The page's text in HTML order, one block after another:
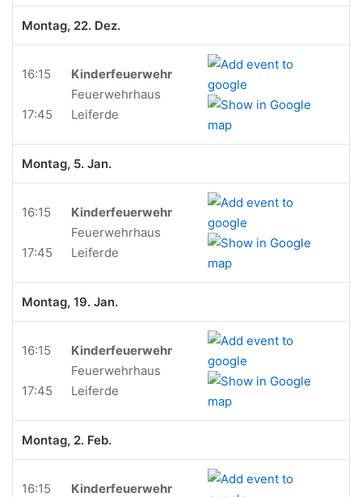
Montag, 22. Dez.
16:15
17:45
Kinderfeuerwehr
Feuerwehrhaus
Leiferde
Montag, 5. Jan.
16:15
17:45
Kinderfeuerwehr
Feuerwehrhaus
Leiferde
Montag, 19. Jan.
16:15
17:45
Kinderfeuerwehr
Feuerwehrhaus
Leiferde
Montag, 2. Feb.
16:15
Kinderfeuerwehr